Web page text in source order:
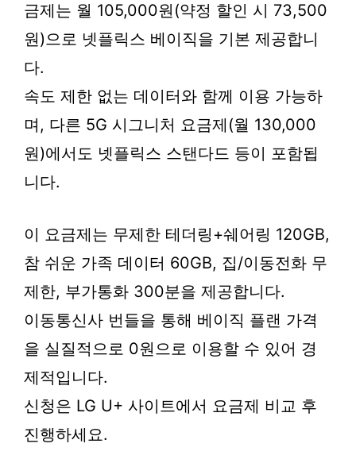
금제는 월 105,000원(약정 할인 시 73,500
원)으로 넷플릭스 베이직을 기본 제공합니
다.
속도 제한 없는 데이터와 함께 이용 가능하
며, 다른 5G 시그니처 요금제(월 130,000
원)에서도 넷플릭스 스탠다드 등이 포함됩
니다.
이 요금제는 무제한 테더링+쉐어링 120GB,
참 쉬운 가족 데이터 60GB, 집/이동전화 무
제한, 부가통화 300분을 제공합니다.
이동통신사 번들을 통해 베이직 플랜 가격
을 실질적으로 0원으로 이용할 수 있어 경
제적입니다.
신청은 LG U+ 사이트에서 요금제 비교 후
진행하세요.